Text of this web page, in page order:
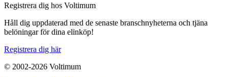
Registrera dig hos Voltimum
Håll dig uppdaterad med de senaste branschnyheterna och tjäna
belöningar för dina elinköp!
Registrera dig här
© 2002-2026 Voltimum